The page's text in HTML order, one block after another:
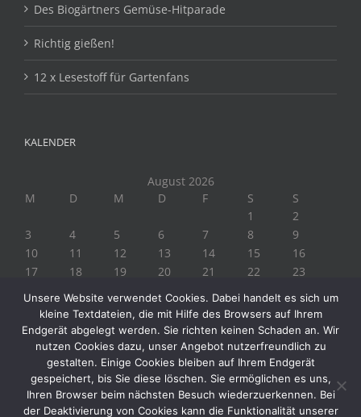
Des Biogärtners Gemüse-Hitparade
Richtig gießen!
12 x Lesestoff für Gartenfans
KALENDER
August 2026
M
D M D F S
S
1
2
3
4 5 6 7 8
9
10
11 12 13 14 15
16
17
18 19 20 21 22
23
« Juli
Unsere Website verwendet Cookies. Dabei handelt es sich um
kleine Textdateien, die mit Hilfe des Browsers auf Ihrem
Endgerät abgelegt werden. Sie richten keinen Schaden an. Wir
nutzen Cookies dazu, unser Angebot nutzerfreundlich zu
gestalten. Einige Cookies bleiben auf Ihrem Endgerät
gespeichert, bis Sie diese löschen. Sie ermöglichen es uns,
Ihren Browser beim nächsten Besuch wiederzuerkennen. Bei
der Deaktivierung von Cookies kann die Funktionalität unserer